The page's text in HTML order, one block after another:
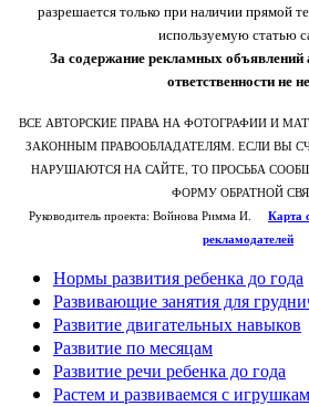
разрешается только при наличии прямой
используемую статью
За содержание рекламных объявлений
ответственности не
ВСЕ АВТОРСКИЕ ПРАВА НА ФОТОГРАФИИ И
ЗАКОННЫМ ПРАВООБЛАДАТЕЛЯМ. ЕСЛИ ВЫ
НАРУШАЮТСЯ НА САЙТЕ, ТО ПРОСЬБА
ФОРМУ ОБРАТНОЙ
Руководитель проекта: Войнова Римма И. Карта
рекламодателей
Нормы развития ребенка до года
Развивающие занятия для
Развитие двигательных навыков
Развитие по месяцам
Развитие речи ребенка до года
Растем и развиваемся с